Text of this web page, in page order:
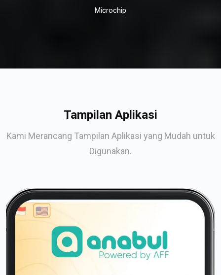
Microchip
Tampilan Aplikasi
Kami Merancang Tampilan Aplikasi yang Mudah untuk
Digunakan.